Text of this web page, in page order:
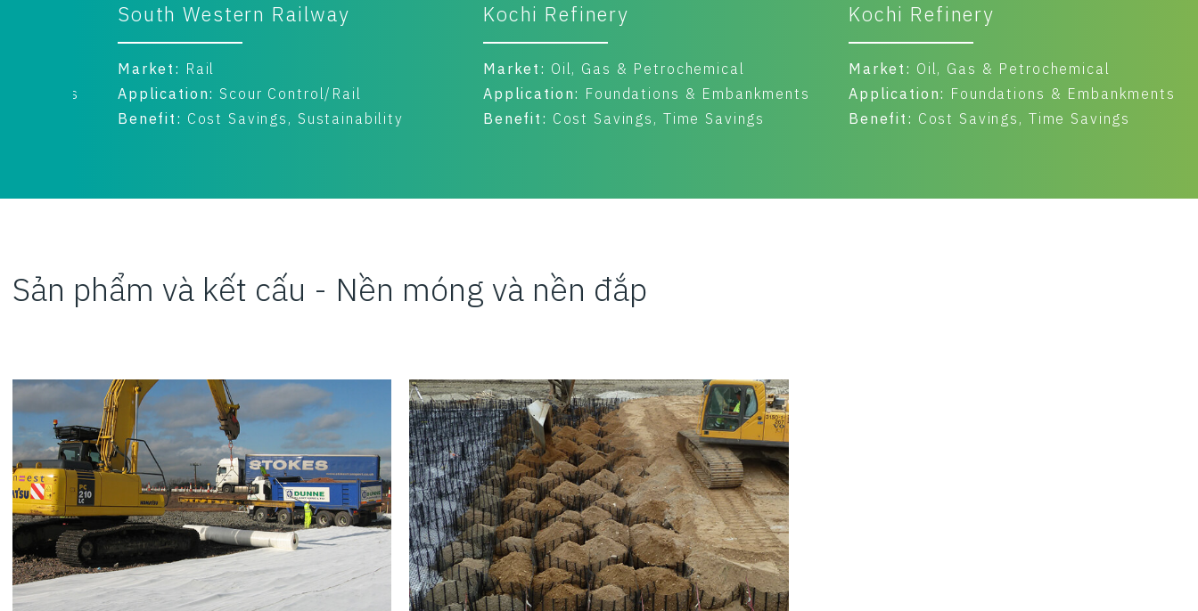
Kochi Refinery
Market:Oil, Gas & Petrochemical
Application:Foundations & Embankments
Benefit: Cost Savings, Time Savings
South Western Railway
Market:Rail
Application:Scour Control/Rail
Benefit: Cost Savings, Sustainability
Kochi Refinery
Market:Oil, Gas & Petrochemical
Application:Foundations & Embankments
Benefit: Cost Savings, Time Savings
Sản phẩm và kết cấu - Nền móng và nền đắp